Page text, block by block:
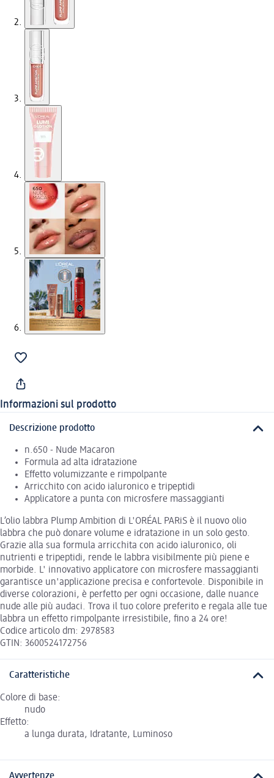
Informazioni sul prodotto
Descrizione prodotto
n.650 - Nude Macaron
Formula ad alta idratazione
Effetto volumizzante e rimpolpante
Arricchito con acido ialuronico e tripeptidi
Applicatore a punta con microsfere massaggianti
L’olio labbra Plump Ambition di L'ORÉAL PARiS è il nuovo olio
labbra che può donare volume e idratazione in un solo gesto.
Grazie alla sua formula arricchita con acido ialuronico, oli
nutrienti e tripeptidi, rende le labbra visibilmente più piene e
morbide. L' innovativo applicatore con microsfere massaggianti
garantisce un'applicazione precisa e confortevole. Disponibile in
diverse colorazioni, è perfetto per ogni occasione, dalle nuance
nude alle più audaci. Trova il tuo colore preferito e regala alle tue
labbra un effetto rimpolpante irresistibile, fino a 24 ore!
Codice articolo dm: 2978583
GTIN: 3600524172756
Caratteristiche
Colore di base:
nudo
Effetto:
a lunga durata, Idratante, Luminoso